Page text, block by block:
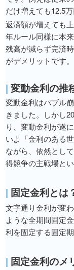
だけ増えても12.5
返済額が増えても
年ルール同様に本
残高が減らず完済
がデメリットです。
| 変動金利の推
変動金利はバブル
きました。しかし
り、変動金利が遂
いよ「金利のある
ながら、依然とし
得競争の主戦場と
| 固定金利とは
文字通り金利が変
ような全期間固定
利を固定する固定
| 固定金利のメ